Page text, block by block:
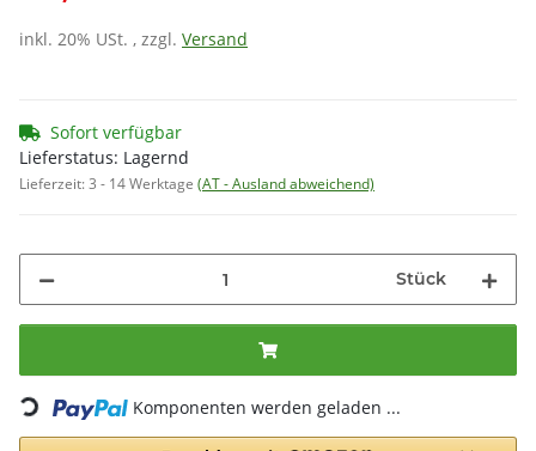
inkl. 20% USt. , zzgl. Versand
Sofort verfügbar
Lieferstatus: Lagernd
Lieferzeit:3 - 14 Werktage (AT - Ausland abweichend)
Stück
Loading... Komponenten werden geladen ...